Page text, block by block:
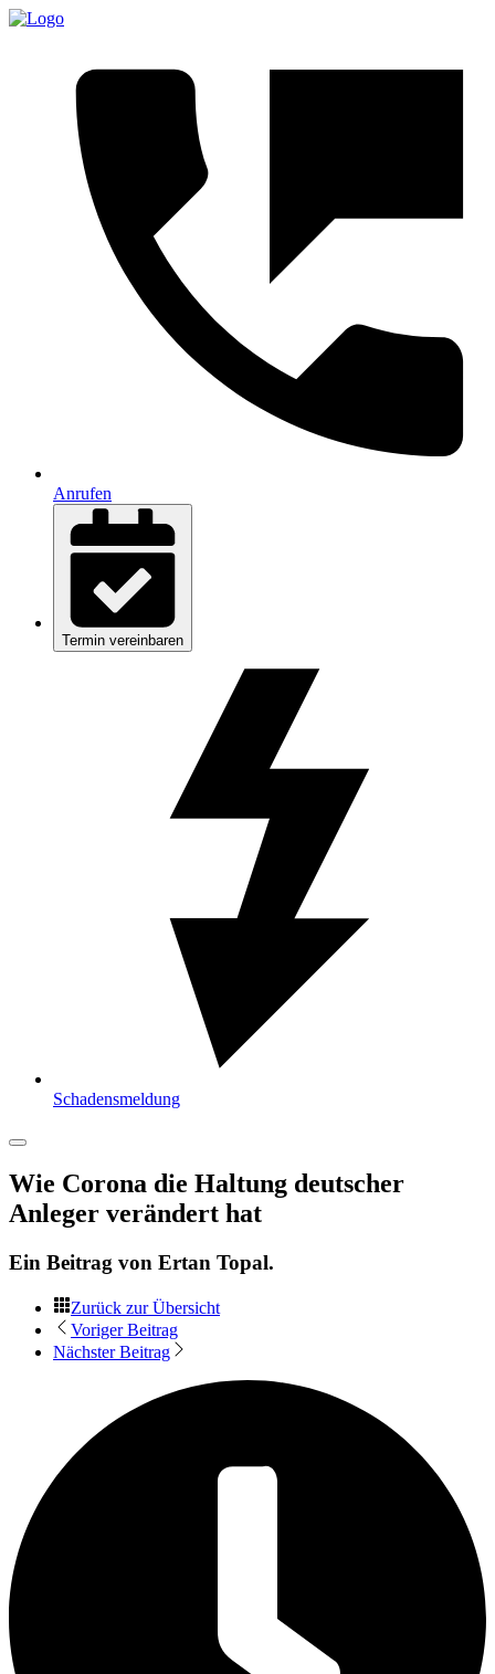
Anrufen
Termin vereinbaren
Schadensmeldung
Wie Corona die Haltung deutscher
Anleger verändert hat
Ein Beitrag von Ertan Topal.
Zurück zur Übersicht
Voriger Beitrag
Nächster Beitrag